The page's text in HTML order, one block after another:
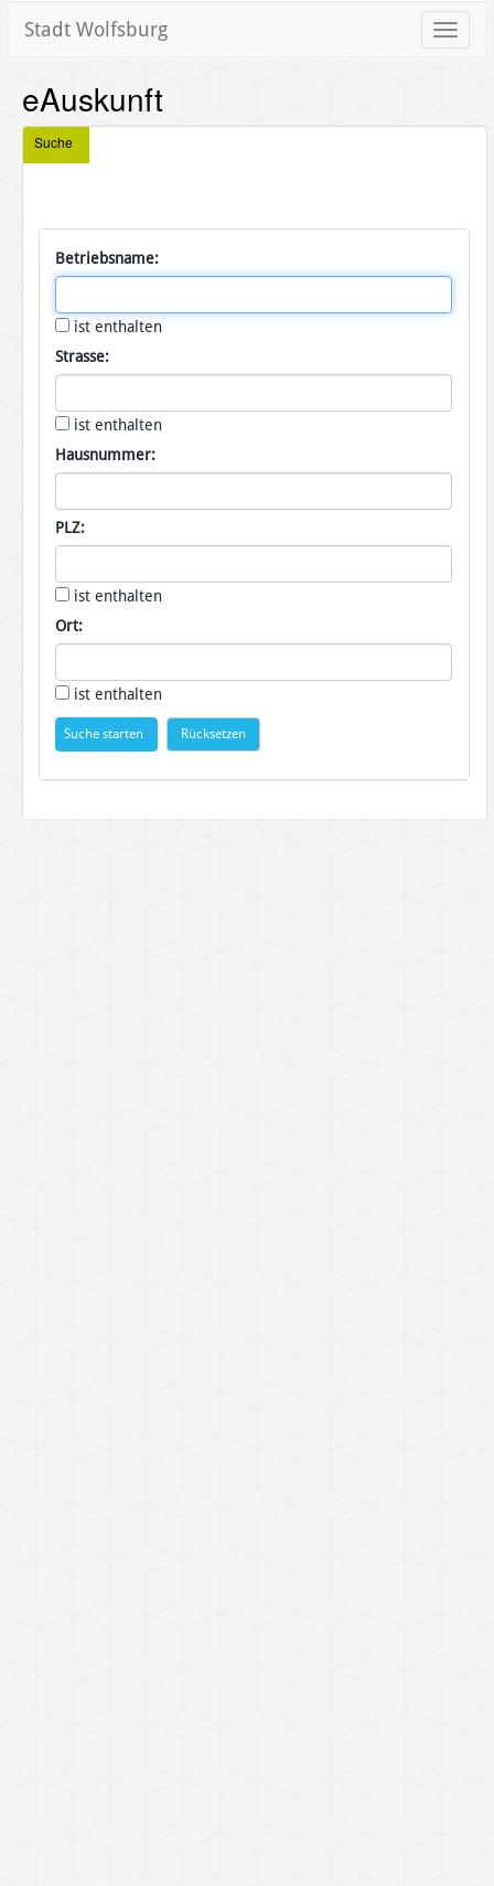
Toggle
Stadt Wolfsburg
eAuskunft
Suche
Betriebsname:
ist enthalten
Strasse:
ist enthalten
Hausnummer:
PLZ:
ist enthalten
Ort:
ist enthalten